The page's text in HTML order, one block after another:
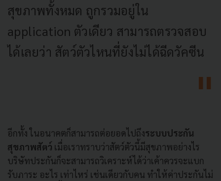
สุขภาพทั้งหมด ถูกรวมอยู่ใน
application ตัวเดียว สามารถตรวจสอบ
ได้เลยว่า สัตว์ตัวไหนที่ยังไม่ได้ฉีดวัคซีน
อีกทั้ง ในอนาคตก็สามารถต่อยอดไปถึงระบบประกัน
สุขภาพสัตว์ เมื่อเราทราบว่าสัตว์ตัวนี้มีสุขภาพอย่างไร
บริษัทประกันก็จะสามารถวิเคราะห์ได้ว่าเค้าควรจะแบก
รับภาระ อะไร เท่าไหร่ เช่นเดียวกับคน ทำให้ค่าประกันไม่